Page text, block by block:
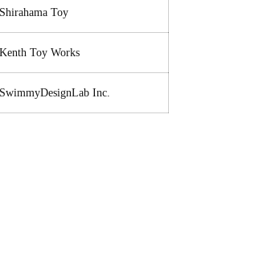
Shirahama Toy
Kenth Toy Works
SwimmyDesignLab Inc.